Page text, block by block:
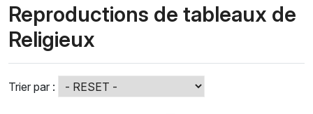
Reproductions de tableaux de
Religieux
Trier par :